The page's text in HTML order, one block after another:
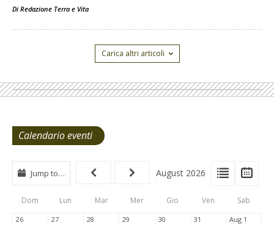
Di Redazione Terra e Vita
Carica altri articoli
Calendario eventi
View
Type
Tabs
View
List
Jump to… August 2026
Dom Lun Mar Mer Gio Ven Sab
26 27 28 29 30 31 Aug 1